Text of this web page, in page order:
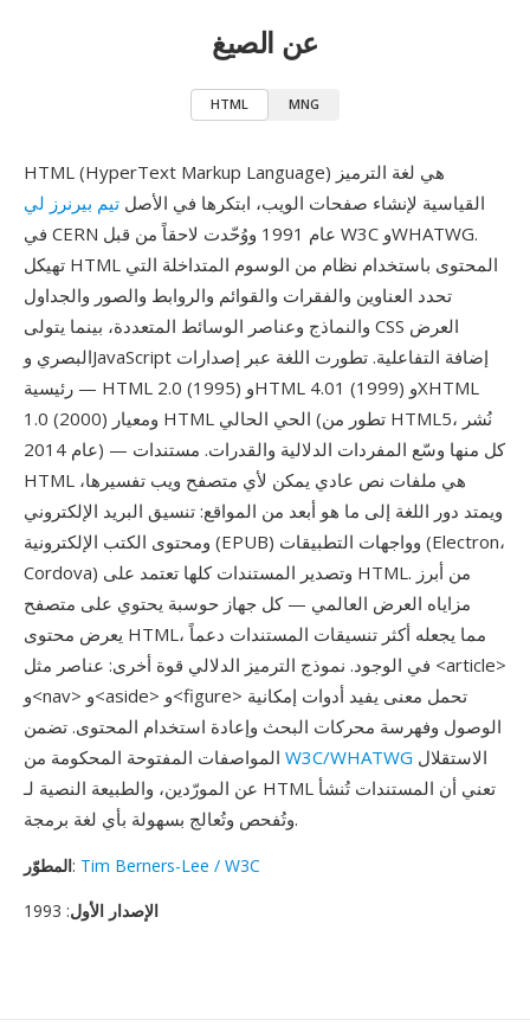
عن الصيغ
HTML MNG
HTML (HyperText Markup Language) هي لغة الترميز
القياسية لإنشاء صفحات الويب، ابتكرها في الأصل تيم بيرنرز لي
في CERN عام 1991 ووُحّدت لاحقاً من قبل W3C وWHATWG.
تهيكل HTML المحتوى باستخدام نظام من الوسوم المتداخلة التي
تحدد العناوين والفقرات والقوائم والروابط والصور والجداول
والنماذج وعناصر الوسائط المتعددة، بينما يتولى CSS العرض
البصري وJavaScript إضافة التفاعلية. تطورت اللغة عبر إصدارات
رئيسية — HTML 2.0 (1995) وHTML 4.01 (1999) وXHTML
1.0 (2000) ومعيار HTML الحي الحالي (تطور من HTML5، نُشر
عام 2014) — كل منها وسّع المفردات الدلالية والقدرات. مستندات
HTML هي ملفات نص عادي يمكن لأي متصفح ويب تفسيرها،
ويمتد دور اللغة إلى ما هو أبعد من المواقع: تنسيق البريد الإلكتروني
ومحتوى الكتب الإلكترونية (EPUB) وواجهات التطبيقات (Electron،
Cordova) وتصدير المستندات كلها تعتمد على HTML. من أبرز
مزاياه العرض العالمي — كل جهاز حوسبة يحتوي على متصفح
يعرض محتوى HTML، مما يجعله أكثر تنسيقات المستندات دعماً
في الوجود. نموذج الترميز الدلالي قوة أخرى: عناصر مثل <article>
و<nav> و<aside> و<figure> تحمل معنى يفيد أدوات إمكانية
الوصول وفهرسة محركات البحث وإعادة استخدام المحتوى. تضمن
W3C/WHATWG
عن المورّدين، والطبيعة النصية لـ HTML تعني أن المستندات تُنشأ
وتُفحص وتُعالج بسهولة بأي لغة برمجة.
المطوّر: Tim Berners-Lee / W3C
الإصدار الأول: 1993